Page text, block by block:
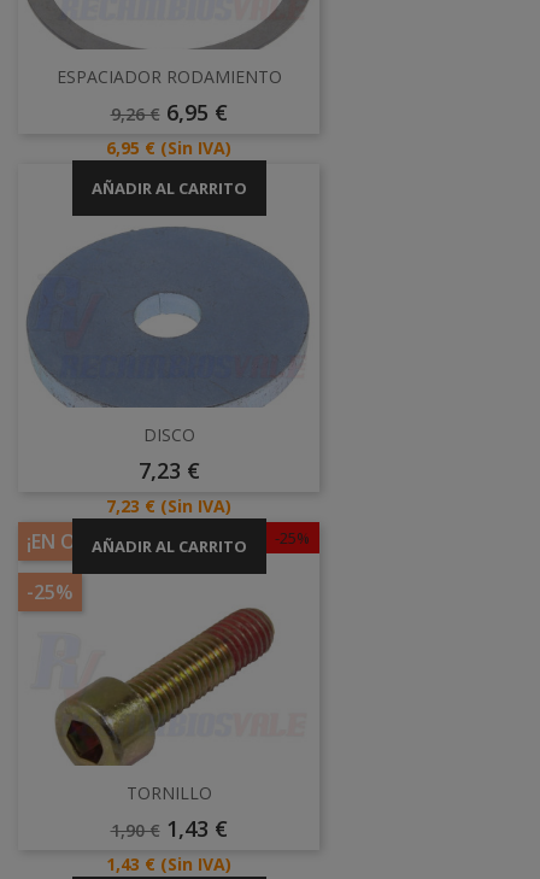
ESPACIADOR RODAMIENTO
Precio
9,26 € Precio
6,95 €
Precio
6,95 € (Sin IVA)
AÑADIR AL CARRITO
DISCO
Precio
7,23 €
Precio
7,23 € (Sin IVA)
AÑADIR AL CARRITO -25%
¡EN OFERTA!
-25%
TORNILLO
Precio
1,90 € Precio
1,43 €
Precio
1,43 € (Sin IVA)